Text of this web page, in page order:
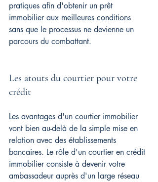
pratiques afin d'obtenir un prêt
immobilier aux meilleures conditions
sans que le processus ne devienne un
parcours du combattant.
Les atouts du courtier pour votre
crédit
Les avantages d'un courtier immobilier
vont bien au-delà de la simple mise en
relation avec des établissements
bancaires. Le rôle d'un courtier en crédit
immobilier consiste à devenir votre
ambassadeur auprès d'un large réseau